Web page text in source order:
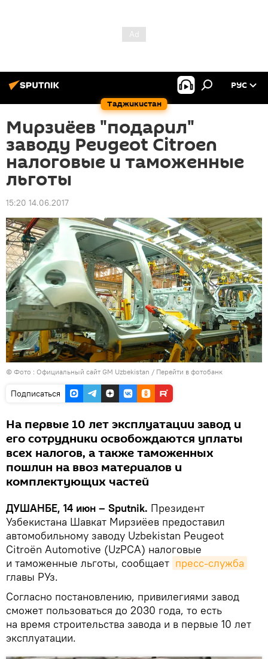
Таджикистан
РУС
Мирзиёев "подарил"
заводу Peugeot Citroen
налоговые и таможенные
льготы
15:20 14.06.2017
© Фото : Официальный сайт GM Uzbekistan / Перейти в фотобанк
Подписаться
На первые 10 лет эксплуатации завод и
его сотрудники освобождаются уплаты
всех налогов, а также таможенных
пошлин на ввоз материалов и
комплектующих частей
ДУШАНБЕ, 14 июн – Sputnik. Президент
Узбекистана Шавкат Мирзиёев предоставил
автомобильному заводу Uzbekistan Peugeot
Citroёn Automotive (UzPCA) налоговые
и таможенные льготы, сообщает пресс-служба
главы РУз.
Согласно постановлению, привилегиями завод
сможет пользоваться до 2030 года, то есть
на время строительства завода и в первые 10 лет
эксплуатации.